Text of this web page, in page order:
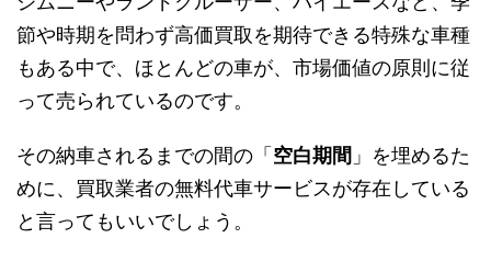
節や時期を問わず高価買取を期待できる特殊な車種
もある中で、ほとんどの車が、市場価値の原則に従
って売られているのです。
その納車されるまでの間の「 空白期間 」を埋めるた
めに、買取業者の無料代車サービスが存在している
と言ってもいいでしょう。